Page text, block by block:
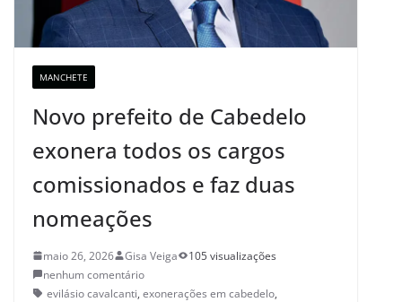
MANCHETE
Novo prefeito de Cabedelo
exonera todos os cargos
comissionados e faz duas
nomeações
maio 26, 2026 Gisa Veiga
105 visualizações
nenhum comentário
evilásio cavalcanti, exonerações em cabedelo,